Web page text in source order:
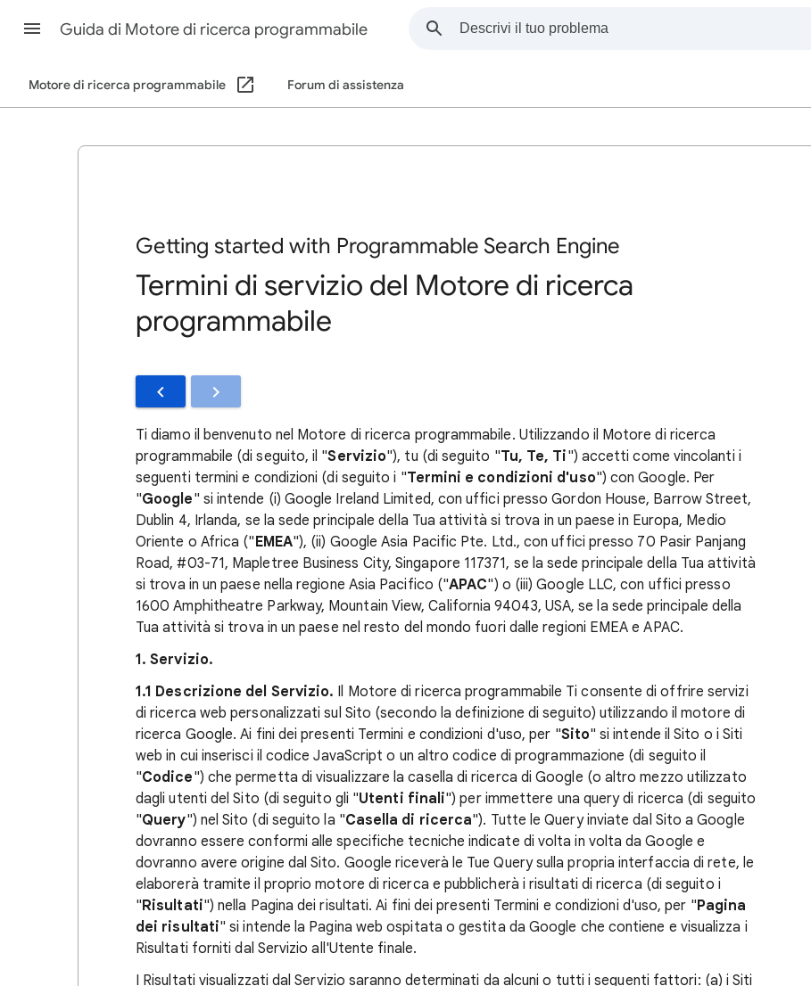
Guida di Motore di ricerca programmabile
Motore di ricerca programmabile Forum di assistenza
Getting started with Programmable Search Engine
Termini di servizio del Motore di ricerca
programmabile
Ti diamo il benvenuto nel Motore di ricerca programmabile. Utilizzando il Motore di ricerca
programmabile (di seguito, il "Servizio"), tu (di seguito "Tu, Te, Ti") accetti come vincolanti i
seguenti termini e condizioni (di seguito i "Termini e condizioni d'uso") con Google. Per
"Google" si intende (i) Google Ireland Limited, con uffici presso Gordon House, Barrow Street,
Dublin 4, Irlanda, se la sede principale della Tua attività si trova in un paese in Europa, Medio
Oriente o Africa ("EMEA"), (ii) Google Asia Pacific Pte. Ltd., con uffici presso 70 Pasir Panjang
Road, #03-71, Mapletree Business City, Singapore 117371, se la sede principale della Tua attività
si trova in un paese nella regione Asia Pacifico ("APAC") o (iii) Google LLC, con uffici presso
1600 Amphitheatre Parkway, Mountain View, California 94043, USA, se la sede principale della
Tua attività si trova in un paese nel resto del mondo fuori dalle regioni EMEA e APAC.
1. Servizio.
1.1 Descrizione del Servizio. Il Motore di ricerca programmabile Ti consente di offrire servizi
di ricerca web personalizzati sul Sito (secondo la definizione di seguito) utilizzando il motore di
ricerca Google. Ai fini dei presenti Termini e condizioni d'uso, per "Sito" si intende il Sito o i Siti
web in cui inserisci il codice JavaScript o un altro codice di programmazione (di seguito il
"Codice") che permetta di visualizzare la casella di ricerca di Google (o altro mezzo utilizzato
dagli utenti del Sito (di seguito gli "Utenti finali") per immettere una query di ricerca (di seguito
"Query") nel Sito (di seguito la "Casella di ricerca"). Tutte le Query inviate dal Sito a Google
dovranno essere conformi alle specifiche tecniche indicate di volta in volta da Google e
dovranno avere origine dal Sito. Google riceverà le Tue Query sulla propria interfaccia di rete, le
elaborerà tramite il proprio motore di ricerca e pubblicherà i risultati di ricerca (di seguito i
"Risultati") nella Pagina dei risultati. Ai fini dei presenti Termini e condizioni d'uso, per "Pagina
dei risultati" si intende la Pagina web ospitata o gestita da Google che contiene e visualizza i
Risultati forniti dal Servizio all'Utente finale.
I Risultati visualizzati dal Servizio saranno determinati da alcuni o tutti i seguenti fattori: (a) i Siti